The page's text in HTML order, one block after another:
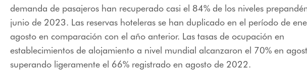
demanda de pasajeros han recuperado casi el 84% de los niveles
junio de 2023. Las reservas hoteleras se han duplicado en el período de
agosto en comparación con el año anterior. Las tasas de ocupación en
establecimientos de alojamiento a nivel mundial alcanzaron el 70% en
superando ligeramente el 66% registrado en agosto de 2022.